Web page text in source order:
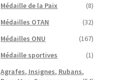
Médaille de la Paix
(8)
Médailles OTAN
(32)
Médailles ONU
(167)
Médaille sportives
(1)
Agrafes, Insignes, Rubans,